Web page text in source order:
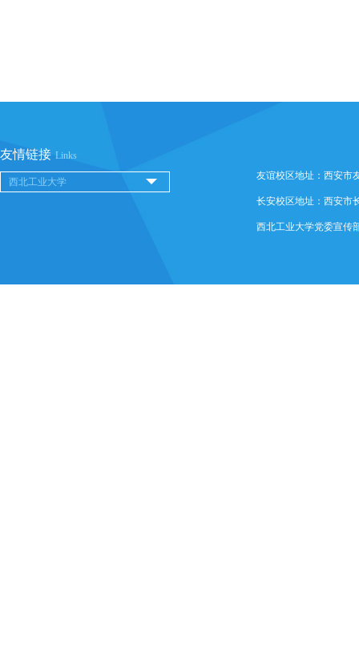
友情链接 Links
友谊校区地址：西安市
长安校区地址：西安市
西北工业大学党委宣传